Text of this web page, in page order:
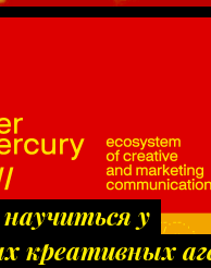
у
креативных